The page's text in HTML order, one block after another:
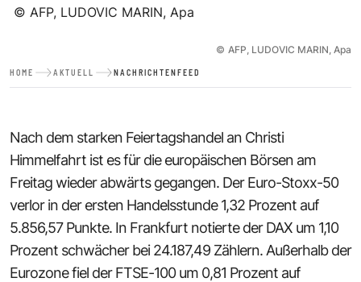
© AFP, LUDOVIC MARIN, Apa
© AFP, LUDOVIC MARIN, Apa
HOME AKTUELL NACHRICHTENFEED
Nach dem starken Feiertagshandel an Christi
Himmelfahrt ist es für die europäischen Börsen am
Freitag wieder abwärts gegangen. Der Euro-Stoxx-50
verlor in der ersten Handelsstunde 1,32 Prozent auf
5.856,57 Punkte. In Frankfurt notierte der DAX um 1,10
Prozent schwächer bei 24.187,49 Zählern. Außerhalb der
Eurozone fiel der FTSE-100 um 0,81 Prozent auf